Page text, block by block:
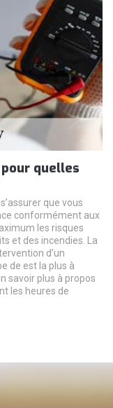
quelles
que vous
conformément aux
les risques
et des incendies. La
d’un
de est la plus à
savoir plus à propos
les heures de